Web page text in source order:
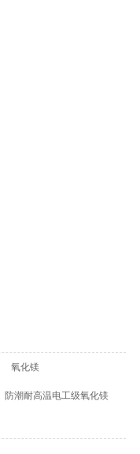
氧化镁
防潮耐高温电工级氧化镁